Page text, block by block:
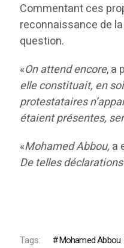
Commentant ces
reconnaissance de
question.
«On attend encore, a
elle constituait, en
protestataires
étaient présentes,
«Mohamed Abbou, a
De telles
Tags: Mohamed Abbou